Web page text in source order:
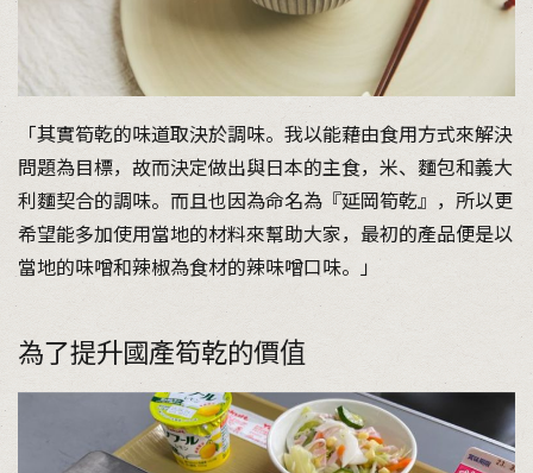
「其實筍乾的味道取決於調味。我以能藉由食用方式來解決
問題為目標，故而決定做出與日本的主食，米、麵包和義大
利麵契合的調味。而且也因為命名為『延岡筍乾』，所以更
希望能多加使用當地的材料來幫助大家，最初的產品便是以
當地的味噌和辣椒為食材的辣味噌口味。」
為了提升國產筍乾的價值